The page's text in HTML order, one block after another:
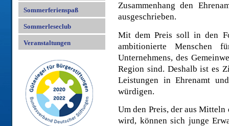
Sommerferienspaß
Sommerleseclub
Veranstaltungen
Zusammenhang den
ausgeschrieben.
Mit dem Preis soll in den
ambitionierte Menschen
Unternehmens, des
Region sind. Deshalb ist es
Leistungen in Ehrenamt
würdigen.
Um den Preis, der aus
wird, können sich junge